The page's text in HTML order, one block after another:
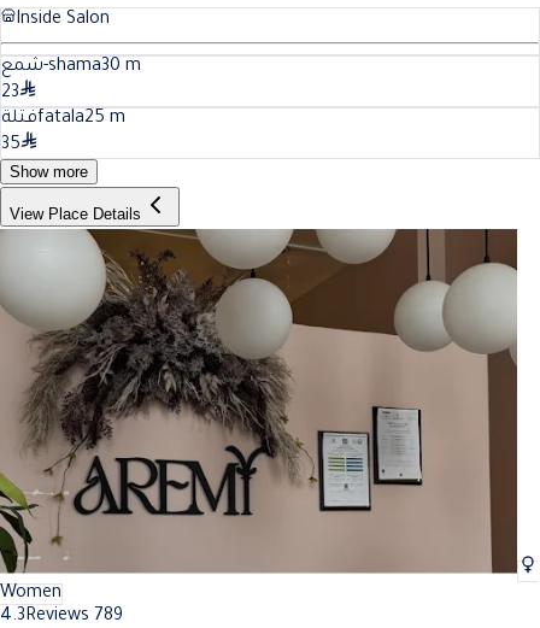
Inside Salon
شمع-shama30 m
23
فتلةfatala25 m
35
Show more
View Place Details
Women
4.3Reviews 789